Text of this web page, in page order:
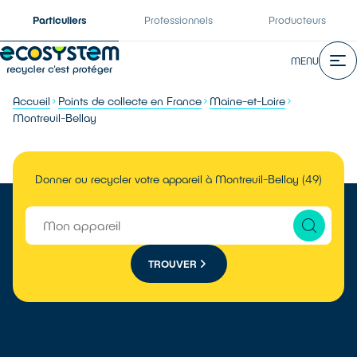
Particuliers Professionnels Producteurs
MENU
Accueil Points de collecte en France
Maine-et-Loire
Montreuil-Bellay
Donner ou recycler votre appareil à Montreuil-Bellay (49)
TROUVER